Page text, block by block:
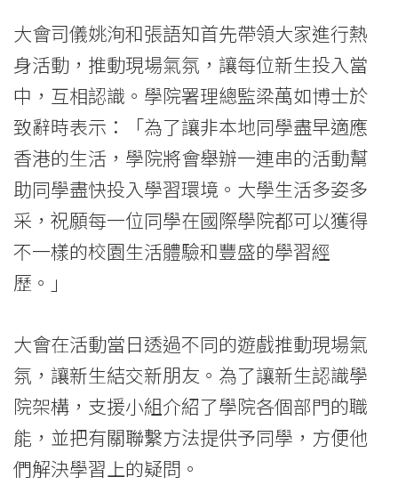
國
際
學
院
香
港
會
大
學
大會司儀姚洵和張語知首先帶領大家進行熱
身活動，推動現場氣氛，讓每位新生投入當
中，互相認識。學院署理總監梁萬如博士於
致辭時表示：「為了讓非本地同學盡早適應
香港的生活，學院將會舉辦一連串的活動幫
助同學盡快投入學習環境。大學生活多姿多
采，祝願每一位同學在國際學院都可以獲得
不一樣的校園生活體驗和豐盛的學習經
歷。」
大會在活動當日透過不同的遊戲推動現場氣
氛，讓新生結交新朋友。為了讓新生認識學
院架構，支援小組介紹了學院各個部門的職
能，並把有關聯繫方法提供予同學，方便他
們解決學習上的疑問。